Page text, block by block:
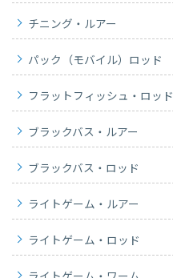
チニング・ルアー
パック（モバイル）ロッド
フラットフィッシュ・ロッド
ブラックバス・ルアー
ブラックバス・ロッド
ライトゲーム・ルアー
ライトゲーム・ロッド